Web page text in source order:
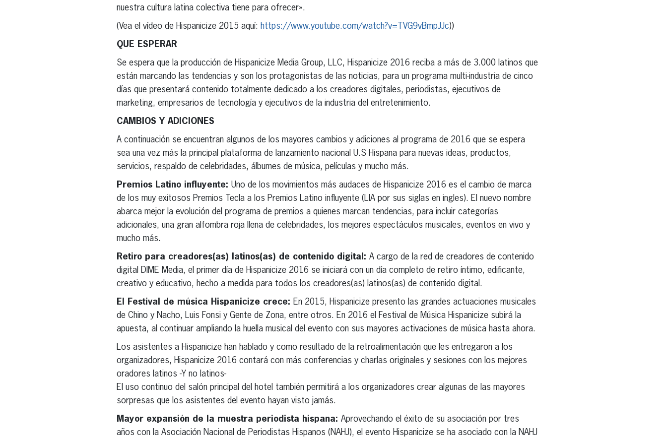
nuestra cultura latina colectiva tiene para ofrecer».
(Vea el vídeo de Hispanicize 2015 aquí: https://www.youtube.com/watch?v=TVG9vBmpJJc))
QUE ESPERAR
Se espera que la producción de Hispanicize Media Group, LLC, Hispanicize 2016 reciba a más de 3.000 latinos que
están marcando las tendencias y son los protagonistas de las noticias, para un programa multi-industria de cinco
días que presentará contenido totalmente dedicado a los creadores digitales, periodistas, ejecutivos de
marketing, empresarios de tecnología y ejecutivos de la industria del entretenimiento.
CAMBIOS Y ADICIONES
A continuación se encuentran algunos de los mayores cambios y adiciones al programa de 2016 que se espera
sea una vez más la principal plataforma de lanzamiento nacional U.S Hispana para nuevas ideas, productos,
servicios, respaldo de celebridades, álbumes de música, películas y mucho más.
Premios Latino influyente: Uno de los movimientos más audaces de Hispanicize 2016 es el cambio de marca
de los muy exitosos Premios Tecla a los Premios Latino influyente (LIA por sus siglas en ingles). El nuevo nombre
abarca mejor la evolución del programa de premios a quienes marcan tendencias, para incluir categorías
adicionales, una gran alfombra roja llena de celebridades, los mejores espectáculos musicales, eventos en vivo y
mucho más.
Retiro para creadores(as) latinos(as) de contenido digital: A cargo de la red de creadores de contenido
digital DIME Media, el primer día de Hispanicize 2016 se iniciará con un día completo de retiro íntimo, edificante,
creativo y educativo, hecho a medida para todos los creadores(as) latinos(as) de contenido digital.
El Festival de música Hispanicize crece: En 2015, Hispanicize presento las grandes actuaciones musicales
de Chino y Nacho, Luis Fonsi y Gente de Zona, entre otros. En 2016 el Festival de Música Hispanicize subirá la
apuesta, al continuar ampliando la huella musical del evento con sus mayores activaciones de música hasta ahora.
Los asistentes a Hispanicize han hablado y como resultado de la retroalimentación que les entregaron a los
organizadores, Hispanicize 2016 contará con más conferencias y charlas originales y sesiones con los mejores
oradores latinos -Y no latinos-
El uso continuo del salón principal del hotel también permitirá a los organizadores crear algunas de las mayores
sorpresas que los asistentes del evento hayan visto jamás.
Mayor expansión de la muestra periodista hispana: Aprovechando el éxito de su asociación por tres
años con la Asociación Nacional de Periodistas Hispanos (NAHJ), el evento Hispanicize se ha asociado con la NAHJ